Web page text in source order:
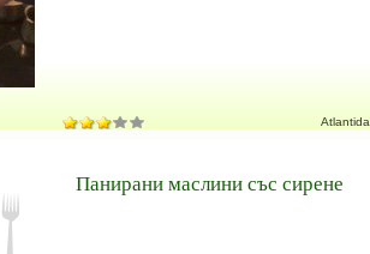
Atlantida
Панирани маслини със сирене